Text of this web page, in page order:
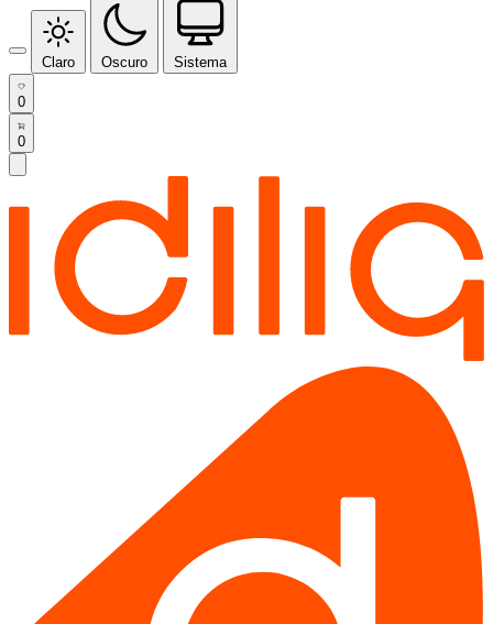
Claro Oscuro Sistema
0
0